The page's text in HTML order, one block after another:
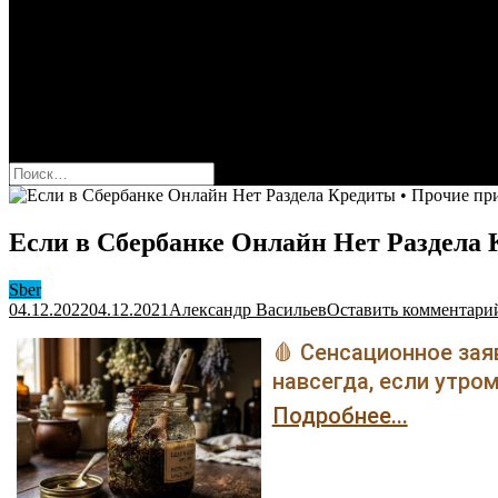
Найти:
Если в Сбербанке Онлайн Нет
Sber
04.12.202204.12.2021 Александр ВасильевОставить
🩸 Сенсационное
навсегда, если
Подробнее...